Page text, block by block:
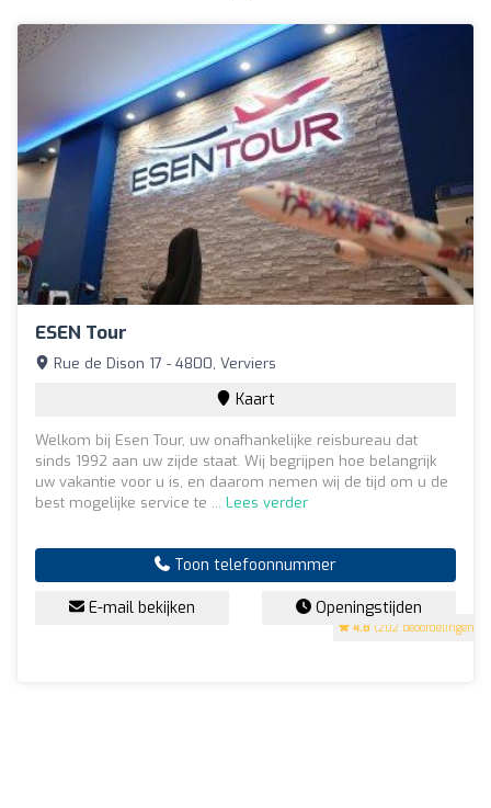
ESEN Tour
4.8 (202 beoordelingen)
Rue de Dison 17 - 4800, Verviers
Kaart
Welkom bij Esen Tour, uw onafhankelijke reisbureau dat
sinds 1992 aan uw zijde staat. Wij begrijpen hoe belangrijk
uw vakantie voor u is, en daarom nemen wij de tijd om u de
best mogelijke service te ... Lees verder
Toon telefoonnummer
E-mail bekijken Openingstijden